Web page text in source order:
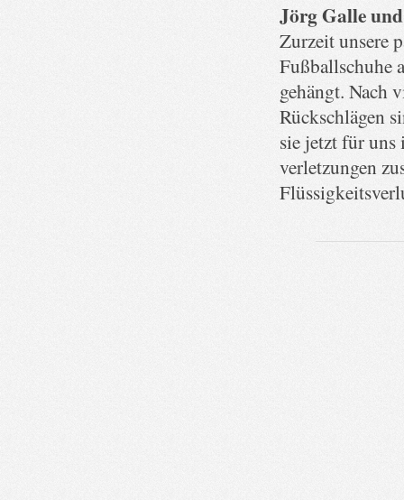
Jörg Galle
Zurzeit unsere
Fußballschuhe
gehängt. Nach
Rückschlägen
sie jetzt für
verletzungen